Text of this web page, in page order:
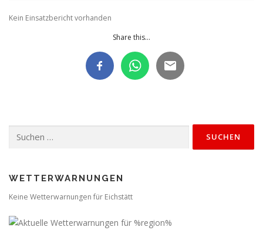
Kein Einsatzbericht vorhanden
Share this...
nach:
WETTERWARNUNGEN
Keine Wetterwarnungen für Eichstätt